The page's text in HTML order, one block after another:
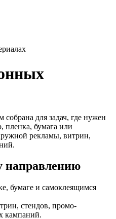
для задач, где нужен
пленка, бумага или
рекламы, витрин,
направлению
бумаге и самоклеящимся
стендов, промо-
кампаний.